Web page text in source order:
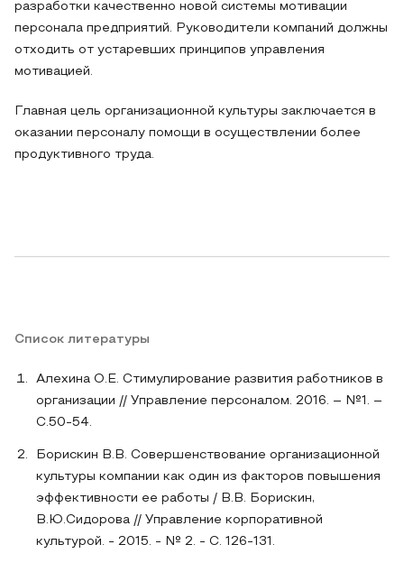
разработки качественно новой системы мотивации
персонала предприятий. Руководители компаний должны
отходить от устаревших принципов управления
мотивацией.
Главная цель организационной культуры заключается в
оказании персоналу помощи в осуществлении более
продуктивного труда.
Список литературы
Алехина О.Е. Стимулирование развития работников в
организации // Управление персоналом. 2016. – №1. –
С.50-54.
Борискин В.В. Совершенствование организационной
культуры компании как один из факторов повышения
эффективности ее работы / В.В. Борискин,
В.Ю.Сидорова // Управление корпоративной
культурой. - 2015. - № 2. - С. 126-131.